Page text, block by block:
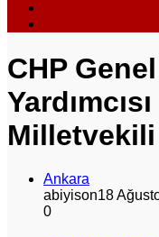
...
CHP
Milletvekili
Ankara
abiyison18
0